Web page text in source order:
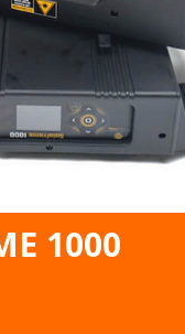
1000